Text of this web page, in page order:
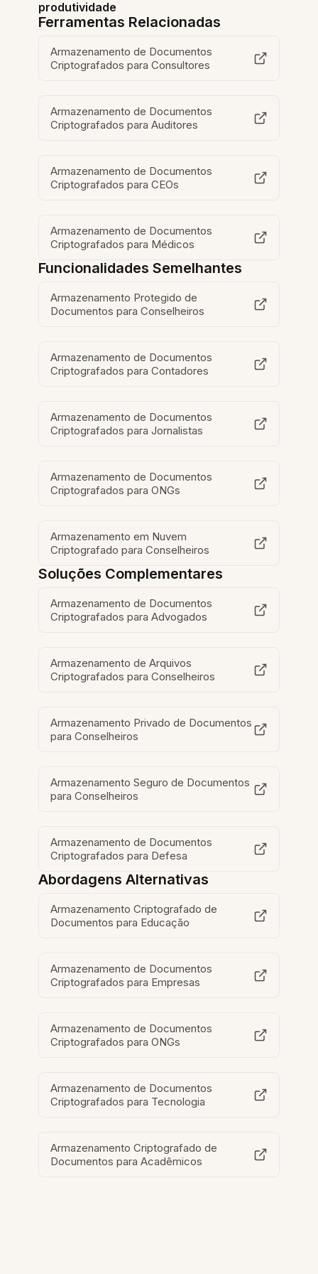
produtividade
Ferramentas Relacionadas
Armazenamento de Documentos
Criptografados para Consultores
Armazenamento de Documentos
Criptografados para Auditores
Armazenamento de Documentos
Criptografados para CEOs
Armazenamento de Documentos
Criptografados para Médicos
Funcionalidades Semelhantes
Armazenamento Protegido de
Documentos para Conselheiros
Armazenamento de Documentos
Criptografados para Contadores
Armazenamento de Documentos
Criptografados para Jornalistas
Armazenamento de Documentos
Criptografados para ONGs
Armazenamento em Nuvem
Criptografado para Conselheiros
Soluções Complementares
Armazenamento de Documentos
Criptografados para Advogados
Armazenamento de Arquivos
Criptografados para Conselheiros
Armazenamento Privado de Documentos
para Conselheiros
Armazenamento Seguro de Documentos
para Conselheiros
Armazenamento de Documentos
Criptografados para Defesa
Abordagens Alternativas
Armazenamento Criptografado de
Documentos para Educação
Armazenamento de Documentos
Criptografados para Empresas
Armazenamento de Documentos
Criptografados para ONGs
Armazenamento de Documentos
Criptografados para Tecnologia
Armazenamento Criptografado de
Documentos para Acadêmicos